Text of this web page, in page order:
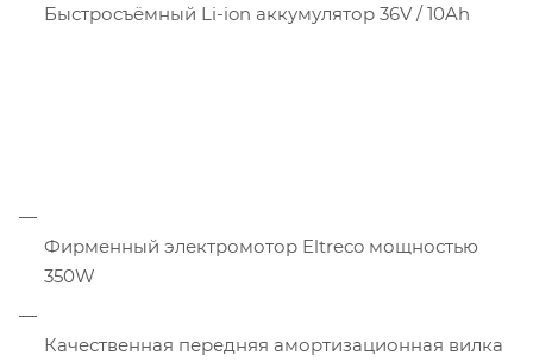
Быстросъёмный Li-ion аккумулятор 36V / 10Ah
Фирменный электромотор Eltreco мощностью
350W
Качественная передняя амортизационная вилка